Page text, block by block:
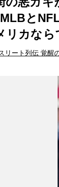
と
リカなら
ート列伝 覚醒